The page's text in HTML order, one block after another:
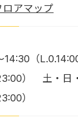
ロアマップ
14:30（
） 土・日
）